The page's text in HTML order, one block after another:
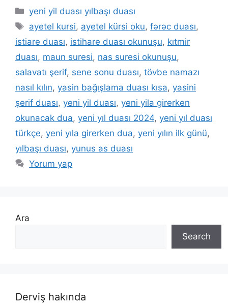
yeni yil duası yılbaşı duası
ayetel kursi, ayetel kürsi oku,fərəc duası,
istiare duası, istihare duası okunuşu, kıtmir
duası, maun suresi, nas suresi okunuşu,
salavatı şerif, sene sonu duası, tövbe namazı
nasıl kılın, yasin bağışlama duası kısa, yasini
şerif duası, yeni yil duası, yeni yila girerken
okunacak dua, yeni yıl duası 2024, yeni yıl duası
türkçe, yeni yıla girerken dua, yeni yılın ilk günü,
yılbaşı duası, yunus as duası
Yorum yap
Ara
Search
Derviş hakında